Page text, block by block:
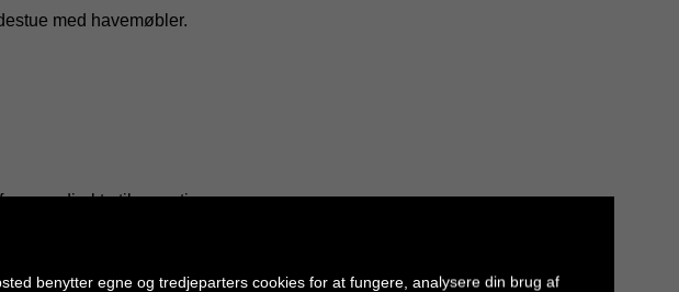
med havemøbler.
og enkelt køkkengrej
direkte til receptionen.
benytter egne og tredjeparters cookies for at fungere, analysere din brug af